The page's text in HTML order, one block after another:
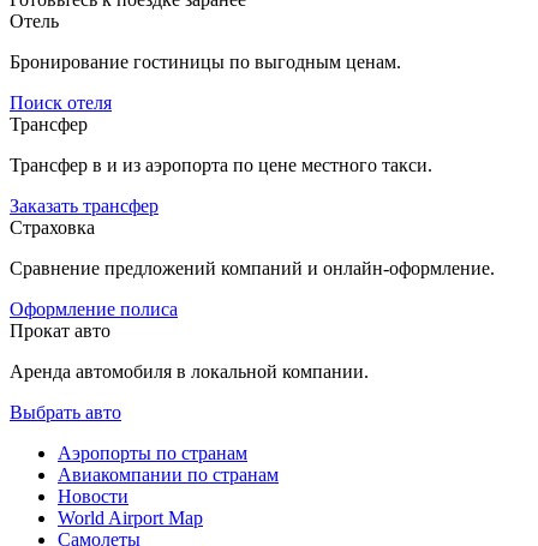
Отель
Бронирование гостиницы по выгодным ценам.
Поиск отеля
Трансфер
Трансфер в и из аэропорта по цене местного такси.
Заказать трансфер
Страховка
Сравнение предложений компаний и онлайн-оформление.
Оформление полиса
Прокат авто
Аренда автомобиля в локальной компании.
Выбрать авто
Аэропорты по странам
Авиакомпании по странам
Новости
World Airport Map
Самолеты